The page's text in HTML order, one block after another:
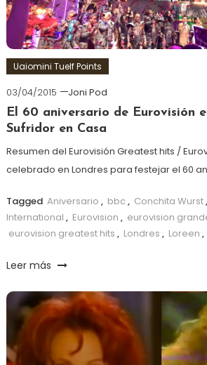
Uaiomini Tuelf Points
03/04/2015
Joni Pod
El 60 aniversario de Eurovisión
Sufridor en Casa
Resumen del Eurovisión Greatest hits /
celebrado en Londres para festejar el 60
Tagged Aniversario , bbc , Conchita Wurst,
International , Eurovision , eurovision
eurovision greatest hits , Londres , Loreen ,
Leer más